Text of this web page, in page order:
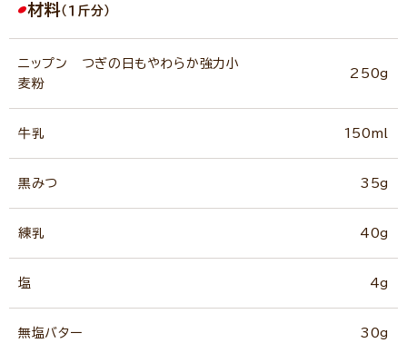
材料（１斤分）
ニップン つぎの日もやわらか強力小
麦粉
250g
牛乳 150ml
黒みつ 35g
練乳 40g
塩 4g
無塩バター 30g